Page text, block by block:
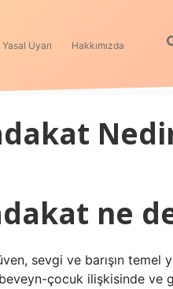
Yasal Uyarı Hakkımızda
ne
sevgi ve barışın temel
çocuk ilişkisinde ve